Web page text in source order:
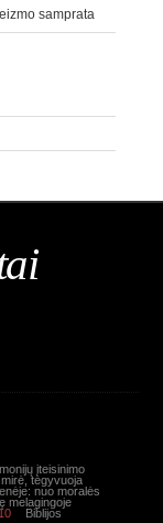
samprata
įteisinimo
tegyvuoja
nuo moralės
melagingoje
Biblijos